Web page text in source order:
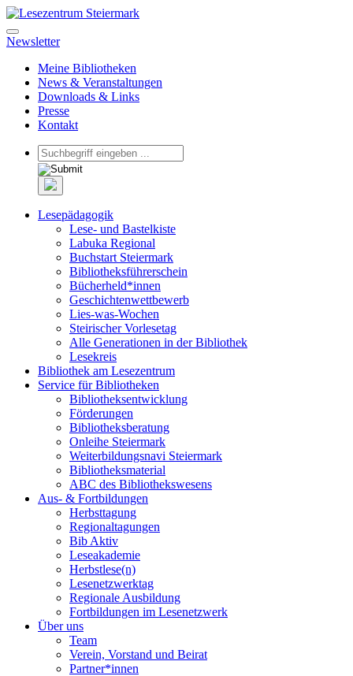
Newsletter
Meine Bibliotheken
News & Veranstaltungen
Downloads & Links
Presse
Kontakt
Lesepädagogik
Lese- und Bastelkiste
Labuka Regional
Buchstart Steiermark
Bibliotheksführerschein
Bücherheld*innen
Geschichtenwettbewerb
Lies-was-Wochen
Steirischer Vorlesetag
Alle Generationen in der Bibliothek
Lesekreis
Bibliothek am Lesezentrum
Service für Bibliotheken
Bibliotheksentwicklung
Förderungen
Bibliotheksberatung
Onleihe Steiermark
Weiterbildungsnavi Steiermark
Bibliotheksmaterial
ABC des Bibliothekswesens
Aus- & Fortbildungen
Herbsttagung
Regionaltagungen
Bib Aktiv
Leseakademie
Herbstlese(n)
Lesenetzwerktag
Regionale Ausbildung
Fortbildungen im Lesenetzwerk
Über uns
Team
Verein, Vorstand und Beirat
Partner*innen